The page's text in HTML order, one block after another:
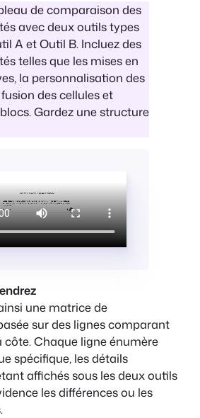
de comparaison des
avec deux outils types
A et Outil B. Incluez des
telles que les mises en
la personnalisation des
des cellules et
Gardez une structure
une matrice de
sur des lignes comparant
Chaque ligne énumère
spécifique, les détails
affichés sous les deux outils
les différences ou les